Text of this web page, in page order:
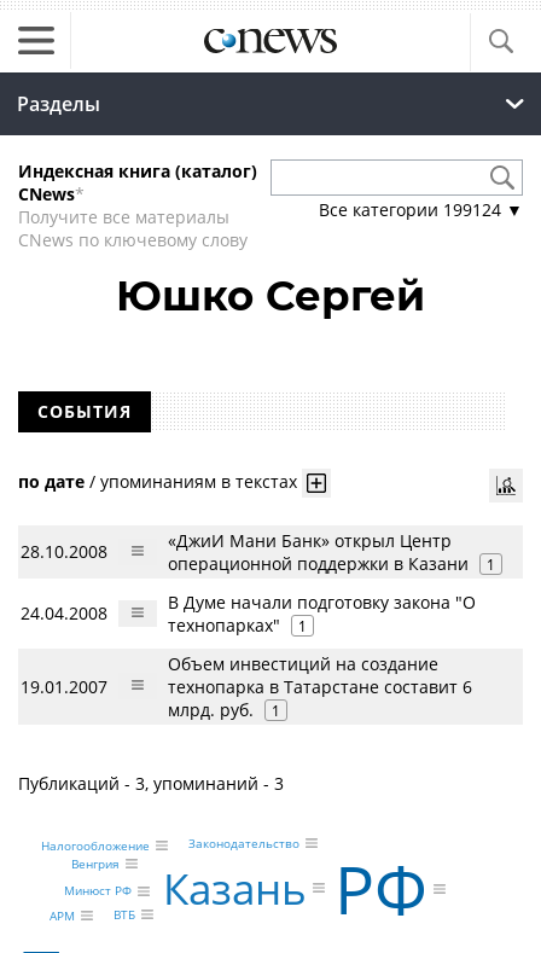
Разделы
Индексная книга (каталог)
CNews*
Получите все материалы
CNews по ключевому слову
Все категории 199124 ▼
Юшко Сергей
СОБЫТИЯ
по дате / упоминаниям в текстах
28.10.2008
«ДжиИ Мани Банк» открыл Центр
операционной поддержки в Казани
1
24.04.2008
В Думе начали подготовку закона "О
технопарках"
1
19.01.2007
Объем инвестиций на создание
технопарка в Татарстане составит 6
млрд. руб.
1
Публикаций - 3, упоминаний - 3
РФ
Казань
ВТБ
Минюст РФ
АРМ
Венгрия
Законодательство
Налогообложение